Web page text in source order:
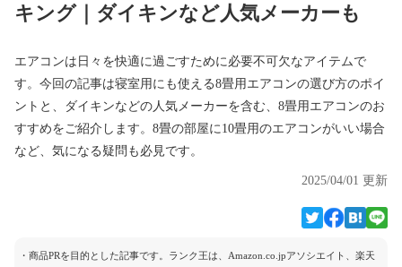
キング｜ダイキンなど人気メーカーも
エアコンは日々を快適に過ごすために必要不可欠なアイテムで
す。今回の記事は寝室用にも使える8畳用エアコンの選び方のポイ
ントと、ダイキンなどの人気メーカーを含む、8畳用エアコンのお
すすめをご紹介します。8畳の部屋に10畳用のエアコンがいい場合
など、気になる疑問も必見です。
2025/04/01 更新
・商品PRを目的とした記事です。ランク王は、Amazon.co.jpアソシエイト、楽天